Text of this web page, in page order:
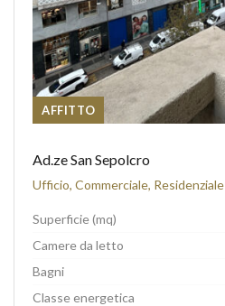
AFFITTO
Ad.ze San Sepolcro
Ufficio, Commerciale, Residenziale
Superficie (mq)
Camere da letto
Bagni
Classe energetica